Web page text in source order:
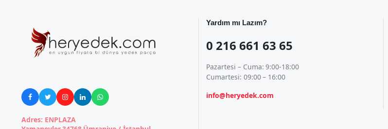
    
Adres: ENPLAZA
Yardım mı Lazım?
0 216 661 63 65
Pazartesi – Cuma: 9:00-18:00
Cumartesi: 09:00 – 16:00
info@heryedek.com